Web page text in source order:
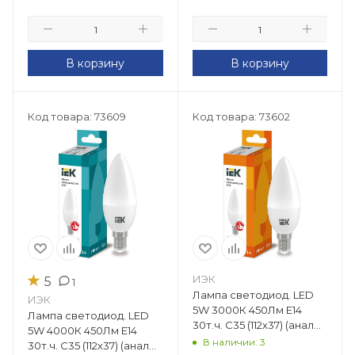
В корзину В корзину
Код товара: 73609
★ 5 1
ИЭК
Лампа светодиод. LED
5W 4000К 450Лм Е14
30т.ч. C35 (112х37) (аналог
Код товара: 73602
ИЭК
Лампа светодиод. LED
5W 3000К 450Лм Е14
30т.ч. C35 (112х37) (аналог
40W) ECO свеча LLE-
В наличии: 3